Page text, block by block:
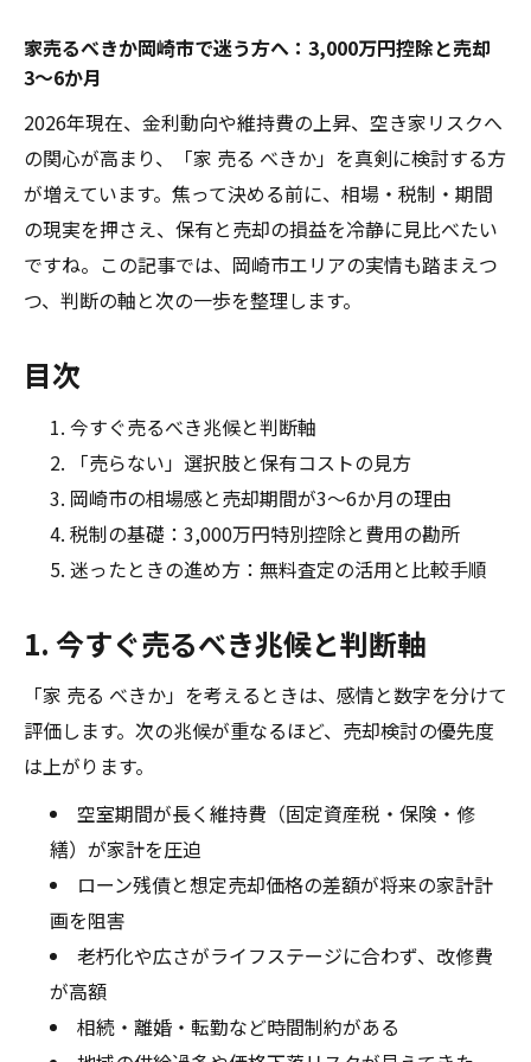
家売るべきか岡崎市で迷う方へ：3,000万円控除と売却
3〜6か月
2026年現在、金利動向や維持費の上昇、空き家リスクへ
の関心が高まり、「家 売る べきか」を真剣に検討する方
が増えています。焦って決める前に、相場・税制・期間
の現実を押さえ、保有と売却の損益を冷静に見比べたい
ですね。この記事では、岡崎市エリアの実情も踏まえつ
つ、判断の軸と次の一歩を整理します。
目次
今すぐ売るべき兆候と判断軸
「売らない」選択肢と保有コストの見方
岡崎市の相場感と売却期間が3〜6か月の理由
税制の基礎：3,000万円特別控除と費用の勘所
迷ったときの進め方：無料査定の活用と比較手順
1. 今すぐ売るべき兆候と判断軸
「家 売る べきか」を考えるときは、感情と数字を分けて
評価します。次の兆候が重なるほど、売却検討の優先度
は上がります。
空室期間が長く維持費（固定資産税・保険・修
繕）が家計を圧迫
ローン残債と想定売却価格の差額が将来の家計計
画を阻害
老朽化や広さがライフステージに合わず、改修費
が高額
相続・離婚・転勤など時間制約がある